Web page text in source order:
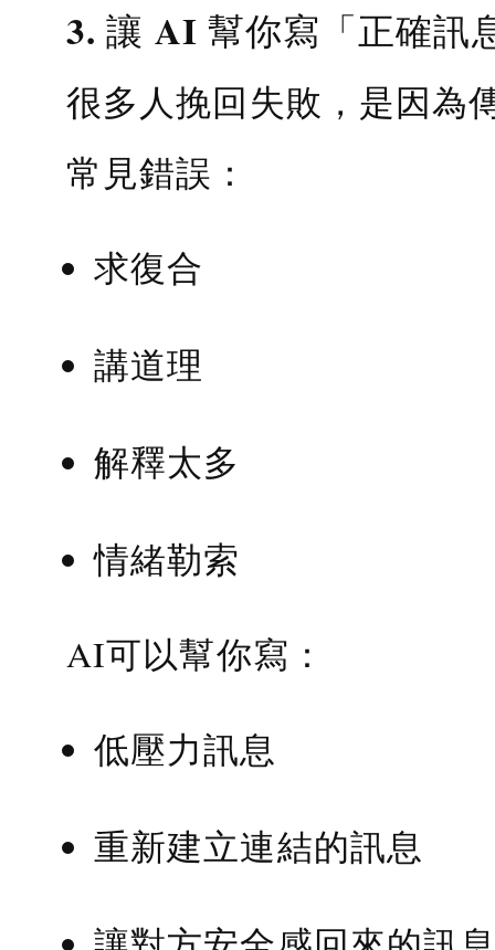
3. 讓 AI 幫你寫「正確訊
很多人挽回失敗，是因為
常見錯誤：
求復合
講道理
解釋太多
情緒勒索
AI可以幫你寫：
低壓力訊息
重新建立連結的訊息